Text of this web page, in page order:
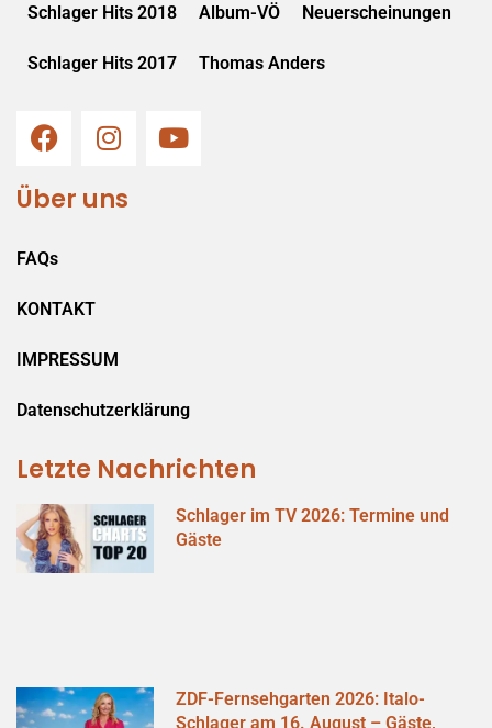
Schlager Hits 2018 Album-VÖ Neuerscheinungen
Schlager Hits 2017 Thomas Anders
Über uns
FAQs
KONTAKT
IMPRESSUM
Datenschutzerklärung
Letzte Nachrichten
Schlager im TV 2026: Termine und
Gäste
ZDF-Fernsehgarten 2026: Italo-
Schlager am 16. August – Gäste,